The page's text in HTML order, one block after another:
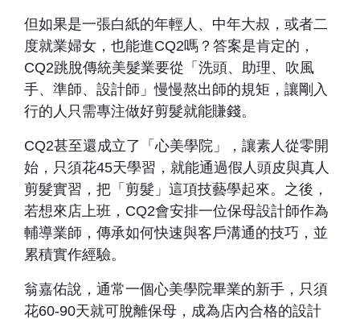
但如果是一張白紙的年輕人、中年大叔，或者二
度就業婦女，也能進CQ2嗎？答案是肯定的，
CQ2跳脫傳統美髮業要從「洗頭、助理、吹風
手、準師、設計師」慢慢熬出師的規矩，讓剛入
行的人只需專注做好剪髮就能賺錢。
CQ2甚至還成立了「心美學院」，讓素人從零開
始，只須花45天學習，就能通過假人頭皮與真人
剪髮實習，把「剪髮」這項技藝學起來。之後，
若想來店上班，CQ2會安排一位保母設計師作為
輔導業師，傳承如何快速與客戶溝通的技巧，並
累積實作經驗。
翁嘉佑說，通常一個心美學院畢業的新手，只須
花60-90天就可脫離保母，成為店內合格的設計